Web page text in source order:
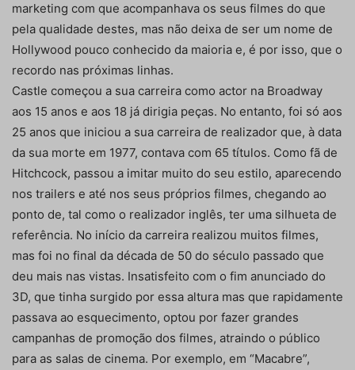
marketing com que acompanhava os seus filmes do que
pela qualidade destes, mas não deixa de ser um nome de
Hollywood pouco conhecido da maioria e, é por isso, que o
recordo nas próximas linhas.
Castle começou a sua carreira como actor na Broadway
aos 15 anos e aos 18 já dirigia peças. No entanto, foi só aos
25 anos que iniciou a sua carreira de realizador que, à data
da sua morte em 1977, contava com 65 títulos. Como fã de
Hitchcock, passou a imitar muito do seu estilo, aparecendo
nos trailers e até nos seus próprios filmes, chegando ao
ponto de, tal como o realizador inglês, ter uma silhueta de
referência. No início da carreira realizou muitos filmes,
mas foi no final da década de 50 do século passado que
deu mais nas vistas. Insatisfeito com o fim anunciado do
3D, que tinha surgido por essa altura mas que rapidamente
passava ao esquecimento, optou por fazer grandes
campanhas de promoção dos filmes, atraindo o público
para as salas de cinema. Por exemplo, em “Macabre”,